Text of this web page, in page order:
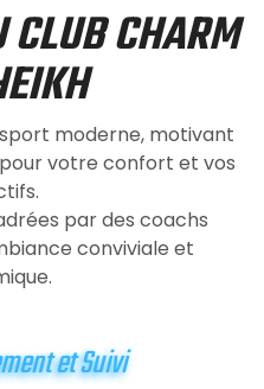
CLUB CHARM
moderne, motivant
votre confort et vos
par des coachs
conviviale et
et Suivi